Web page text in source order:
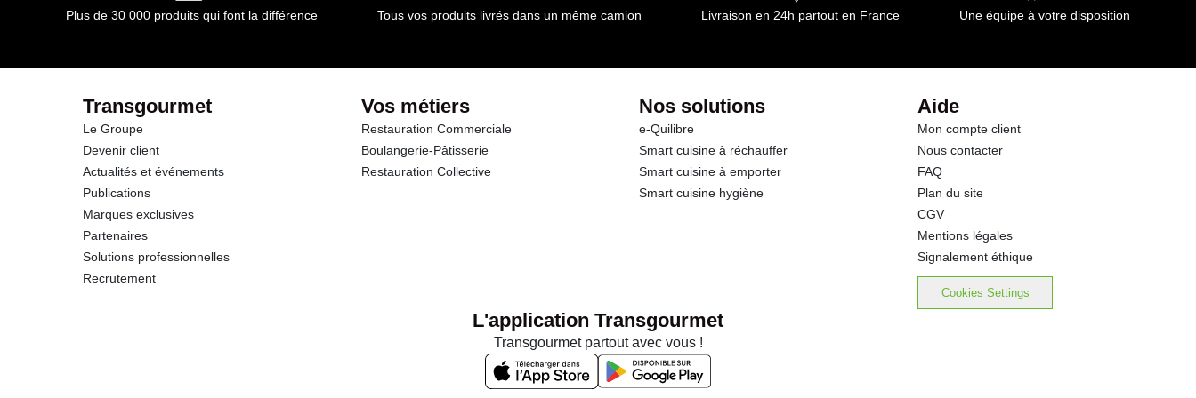
Protéines
Sel
Plus de 30 000 produits qui font la différence Tous vos produits livrés dans un même camion Livraison en 24h partout en France Une équipe à votre disposition
Transgourmet
Le Groupe
Devenir client
Actualités et événements
Publications
Marques exclusives
Partenaires
Solutions professionnelles
Recrutement
Vos métiers
Restauration Commerciale
Boulangerie-Pâtisserie
Restauration Collective
Nos solutions
e-Quilibre
Smart cuisine à réchauffer
Smart cuisine à emporter
Smart cuisine hygiène
Aide
Mon compte client
Nous contacter
FAQ
Plan du site
CGV
Mentions légales
Signalement éthique
Cookies Settings
L'application Transgourmet
Transgourmet partout avec vous !